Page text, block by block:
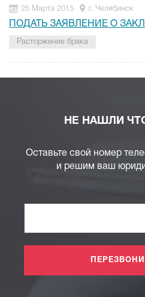
25 Марта 2015 г. Челябинск
ПОДАТЬ ЗАЯВЛЕНИЕ О
Расторжение брака
НЕ НАШЛИ
Оставьте свой номер
и решим ваш